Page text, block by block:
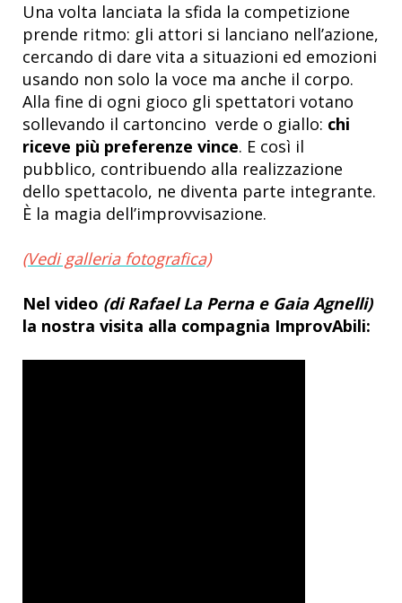
Una volta lanciata la sfida la competizione
prende ritmo: gli attori si lanciano nell’azione,
cercando di dare vita a situazioni ed emozioni
usando non solo la voce ma anche il corpo.
Alla fine di ogni gioco gli spettatori votano
sollevando il cartoncino verde o giallo: chi
riceve più preferenze vince. E così il
pubblico, contribuendo alla realizzazione
dello spettacolo, ne diventa parte integrante.
È la magia dell’improvvisazione.
(Vedi galleria fotografica)
Nel video (di Rafael La Perna e Gaia Agnelli)
la nostra visita alla compagnia ImprovAbili: